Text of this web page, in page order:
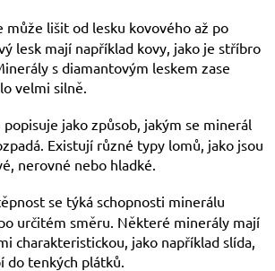
může lišit od lesku kovového až po
lesk mají například kovy, jako je stříbro
s diamantovým leskem zase
velmi silně.
popisuje jako způsob, jakým se minerál
Existují různé typy lomů, jako jsou
nerovné nebo hladké.
se týká schopnosti minerálu
určitém směru. Některé minerály mají
charakteristickou, jako například slída,
do tenkých plátků.